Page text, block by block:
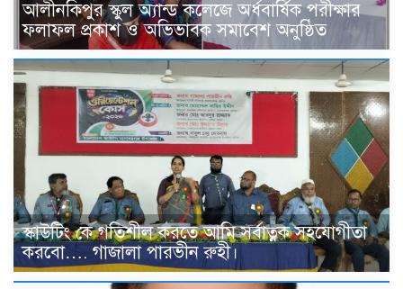
আলীনকিপুর স্কুল অ্যান্ড কলেজে অর্ধবার্ষিক পরীক্ষার
ফলাফল প্রকাশ ও অভিভাবক সমাবেশ অনুষ্ঠিত
স্কাউটিং কে গতিশীল করতে আমি সর্বাত্নক সহযোগীতা
করবো…. গাজালা পারভীন রুহী।